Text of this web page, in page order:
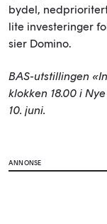
bydel,
lite investeringer
sier Domino.
BAS-utstillingen
klokken 18.00 i
10. juni.
ANNONSE